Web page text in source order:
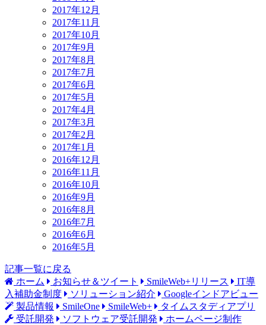
2017年12月
2017年11月
2017年10月
2017年9月
2017年8月
2017年7月
2017年6月
2017年5月
2017年4月
2017年3月
2017年2月
2017年1月
2016年12月
2016年11月
2016年10月
2016年9月
2016年8月
2016年7月
2016年6月
2016年5月
記事一覧に戻る
ホーム
お知らせ＆ツイート SmileWeb+リリース
IT導
入補助金制度
ソリューション紹介
Googleインドアビュー
製品情報
SmileOne SmileWeb+
タイムスタディアプリ
受託開発
ソフトウェア受託開発
ホームページ制作